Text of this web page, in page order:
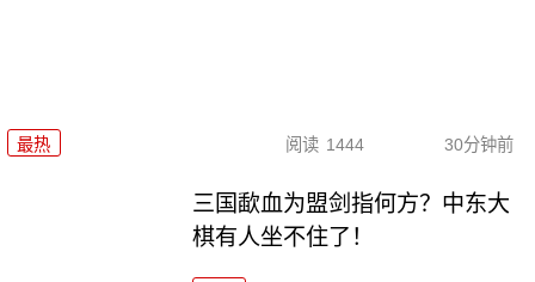
最热 阅读 1444 30分钟前
三国歃血为盟剑指何方？中东大
棋有人坐不住了！